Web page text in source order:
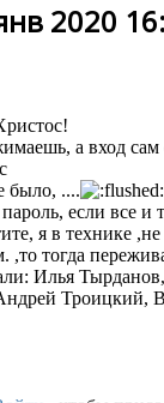
2020
а вход сам
было, ....
если все и
я в технике
,то тогда
Илья Тырданов,
Троицкий,